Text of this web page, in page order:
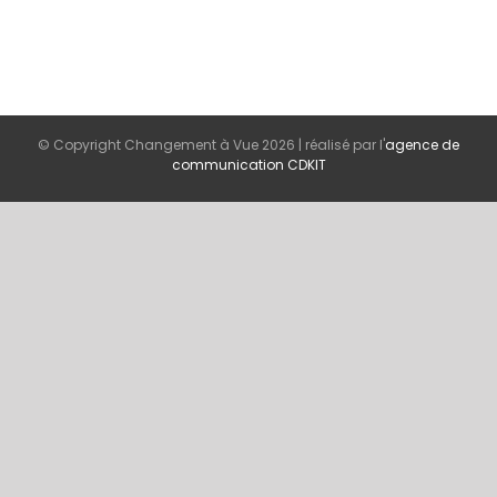
© Copyright Changement à Vue 2026 | réalisé par l'agence de
communication CDKIT